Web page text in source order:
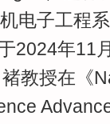
电子工程
2024年11
教授在《